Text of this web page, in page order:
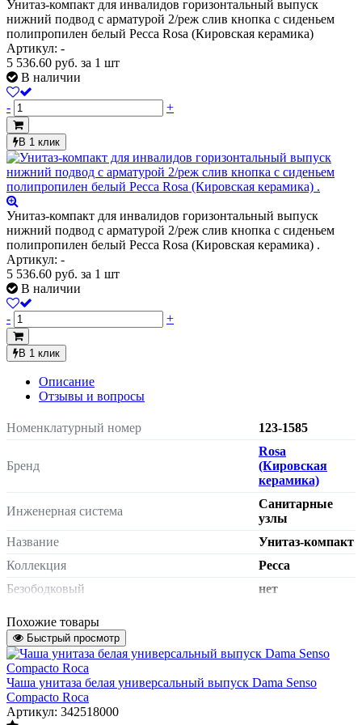
Унитаз-компакт для инвалидов горизонтальный выпуск
нижний подвод с арматурой 2/реж слив кнопка с сиденьем
полипропилен белый Ресса Rosa (Кировская керамика)
Артикул: -
5 536.60 руб. за 1 шт
В наличии
- +
В 1 клик
Унитаз-компакт для инвалидов горизонтальный выпуск
нижний подвод с арматурой 2/реж слив кнопка с сиденьем
полипропилен белый Ресса Rosa (Кировская керамика) .
Артикул: -
5 536.60 руб. за 1 шт
В наличии
- +
В 1 клик
Описание
Отзывы и вопросы
Номенклатурный номер 123-1585
Бренд
Rosa
(Кировская
керамика)
Инженерная система
Санитарные
узлы
Название
Унитаз-компакт
Коллекция
Ресса
Безободковый
нет
Тип выпуска
Тип выпуска
горизонтальный выпуск - патрубок
унитаза выходит параллельно
полу.вертикальный выпуск - патрубок
унитаза выходит в пол. Для
Похожие товары
Быстрый просмотр
Чаша унитаза белая универсальный выпуск Dama Senso
Compacto Roca
Артикул: 342518000